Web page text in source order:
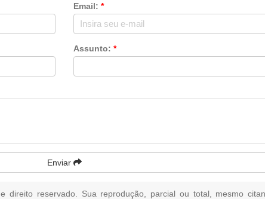
Email: *
Assunto: *
Enviar
direito reservado. Sua reprodução, parcial ou total, mesmo